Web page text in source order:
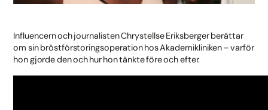
Influencern och journalisten Chrystellse Eriksberger berättar
om sin bröstförstoringsoperation hos Akademikliniken – varför
hon gjorde den och hur hon tänkte före och efter.